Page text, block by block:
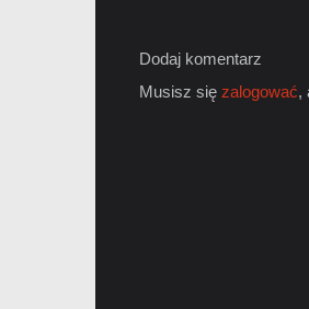
Dodaj komentarz
Musisz się zalogować,